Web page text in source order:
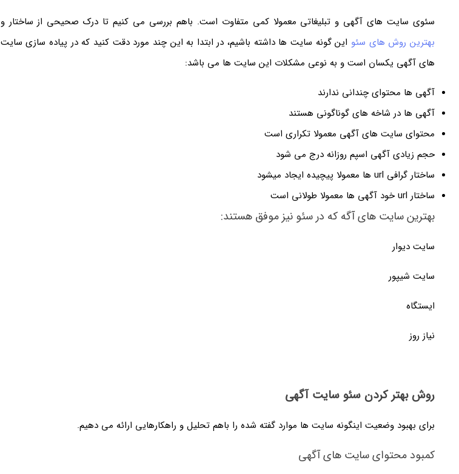
سئوی سایت های آگهی و تبلیغاتی معمولا کمی متفاوت است. باهم بررسی می کنیم تا درک صحیحی از ساختار و
بهترین روش های سئو این گونه سایت ها داشته باشیم، در ابتدا به این چند مورد دقت کنید که در پیاده سازی سایت
های آگهی یکسان است و به نوعی مشکلات این سایت ها می باشد:
آگهی ها محتوای چندانی ندارند
آگهی ها در شاخه های گوناگونی هستند
محتوای سایت های آگهی معمولا تکراری است
حجم زیادی آگهی اسپم روزانه درج می شود
ساختار گرافی url ها معمولا پیچیده ایجاد میشود
ساختار url خود آگهی ها معمولا طولانی است
بهترین سایت های آگه که در سئو نیز موفق هستند:
سایت دیوار
سایت شیپور
ایستگاه
نیاز روز
روش بهتر کردن سئو سایت آگهی
برای بهبود وضعیت اینگونه سایت ها موارد گفته شده را باهم تحلیل و راهکارهایی ارائه می دهیم.
کمبود محتوای سایت های آگهی